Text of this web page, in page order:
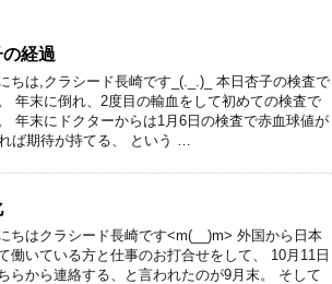
経過
ちは,クラシード長崎です_(._.)_ 本日杏子の検査で
年末に倒れ、2度目の輸血をして初めての検査で
年末にドクターからは1月6日の検査で赤血球値が
ば期待が持てる、 という …
ちはクラシード長崎です<m(__)m> 外国から日本
働いている方と仕事のお打合せをして、 10月11日
らから連絡する、と言われたのが9月末。 そして